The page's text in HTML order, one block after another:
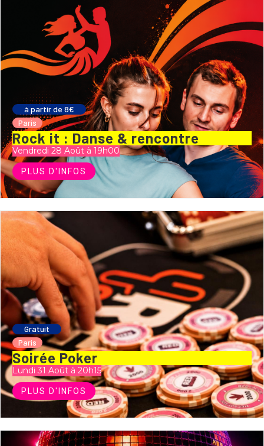
à partir de 8€
Paris
Rock it : Danse & rencontre
Vendredi 28 Août à 19h00
PLUS D'INFOS
Gratuit
Paris
Soirée Poker
Lundi 31 Août à 20h15
PLUS D'INFOS